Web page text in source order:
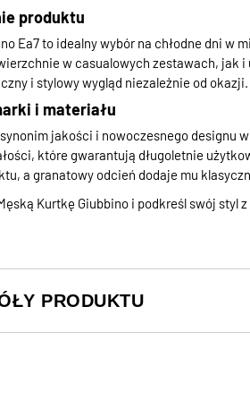
produktu
Ea7 to idealny wybór na chłodne dni
w casualowych zestawach, jak
i stylowy wygląd niezależnie od okazji.
i materiału
jakości i nowoczesnego designu
które gwarantują długoletnie
a granatowy odcień dodaje mu
Kurtkę Giubbino i podkreśl swój styl
PRODUKTU